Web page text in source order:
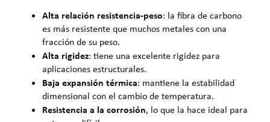
Alta relación resistencia-peso: la fibra de carbono
es más resistente que muchos metales con una
fracción de su peso.
Alta rigidez: tiene una excelente rigidez para
aplicaciones estructurales.
Baja expansión térmica: mantiene la estabilidad
dimensional con el cambio de temperatura.
Resistencia a la corrosión, lo que la hace ideal para